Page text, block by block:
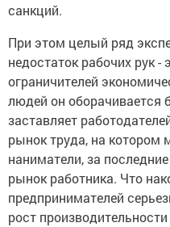
санкций.
При этом целый ряд
недостаток рабочих рук -
ограничителей
людей он оборачивается
заставляет
рынок труда, на котором
наниматели, за
рынок работника. Что
предпринимателей
рост